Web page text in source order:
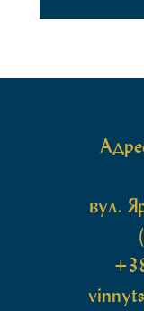
вул.